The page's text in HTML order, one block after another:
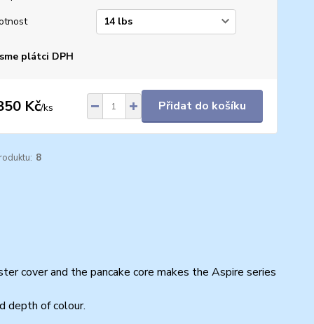
plátci DPH
Kč/ks Přidat do košíku
8
cover and the pancake core makes the Aspire series
depth of colour.